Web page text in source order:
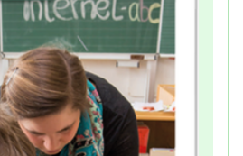
Einstieg ins Internet geliefert.
Gemeinsame von Eltern und
alleine sind nicht alles.
es, ein gegenseitiges
Interesse zu zeigen, Hilfe
zu sein. Nur so können
selbstständig und
zu nutzen.